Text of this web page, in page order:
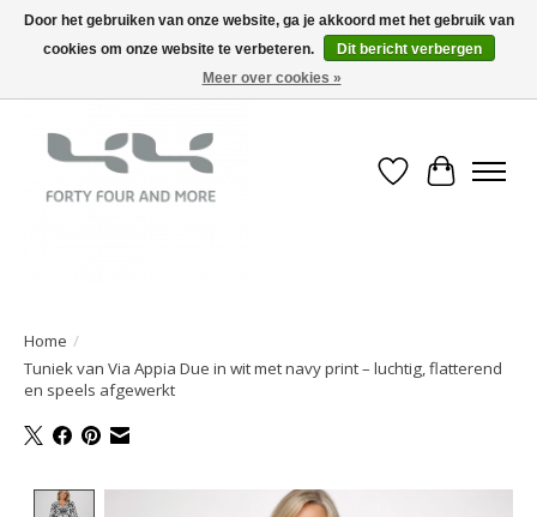
Verlanglijst
Home /
Tuniek van Via Appia Due in wit met navy print – luchtig, flatterend
en speels afgewerkt
Product image slideshow Items
Door het gebruiken van onze website, ga je akkoord met het gebruik van
cookies om onze website te verbeteren.
Dit bericht verbergen
Meer over cookies »